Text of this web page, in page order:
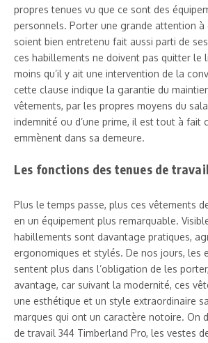
propres tenues vu que ce sont des
personnels. Porter une grande attention à
soient bien entretenu fait aussi parti de
ces habillements ne doivent pas quitter le
moins qu’il y ait une intervention de la
cette clause indique la garantie du
vêtements, par les propres moyens du
indemnité ou d’une prime, il est tout à fait
emmènent dans sa demeure.
Les fonctions des tenues de travail
Plus le temps passe, plus ces vêtements
en un équipement plus remarquable.
habillements sont davantage pratiques,
ergonomiques et stylés. De nos jours, les
sentent plus dans l’obligation de les
avantage, car suivant la modernité, ces
une esthétique et un style extraordinaire
marques qui ont un caractère notoire. On
de travail 344 Timberland Pro, les vestes